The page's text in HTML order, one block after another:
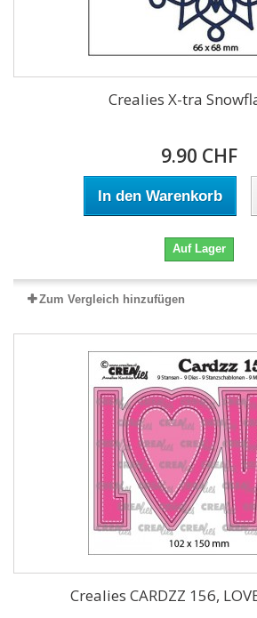
Crealies X-tra
9.90 CHF
In den Warenkorb
Auf Lager
Zum Vergleich hinzufügen
Crealies CARDZZ 156,